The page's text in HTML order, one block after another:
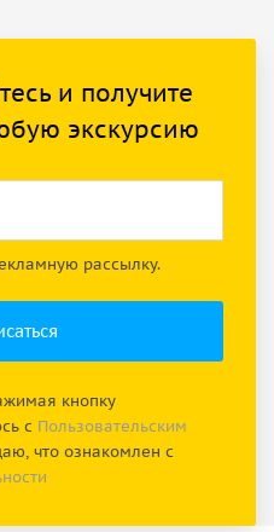
и получите
экскурсию
рассылку.
кнопку
с Пользовательским
что ознакомлен с